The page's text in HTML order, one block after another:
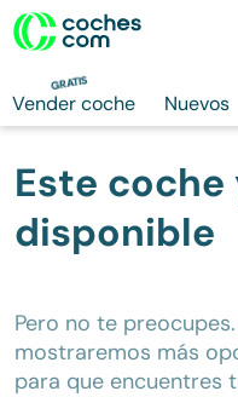
GRATIS
Vender coche Nuevos
Este coche
disponible
Pero no te
mostraremos más
para que encuentres